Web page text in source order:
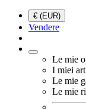
€ (EUR)
Vendere
Le mie
I miei
Le mie
Le mie